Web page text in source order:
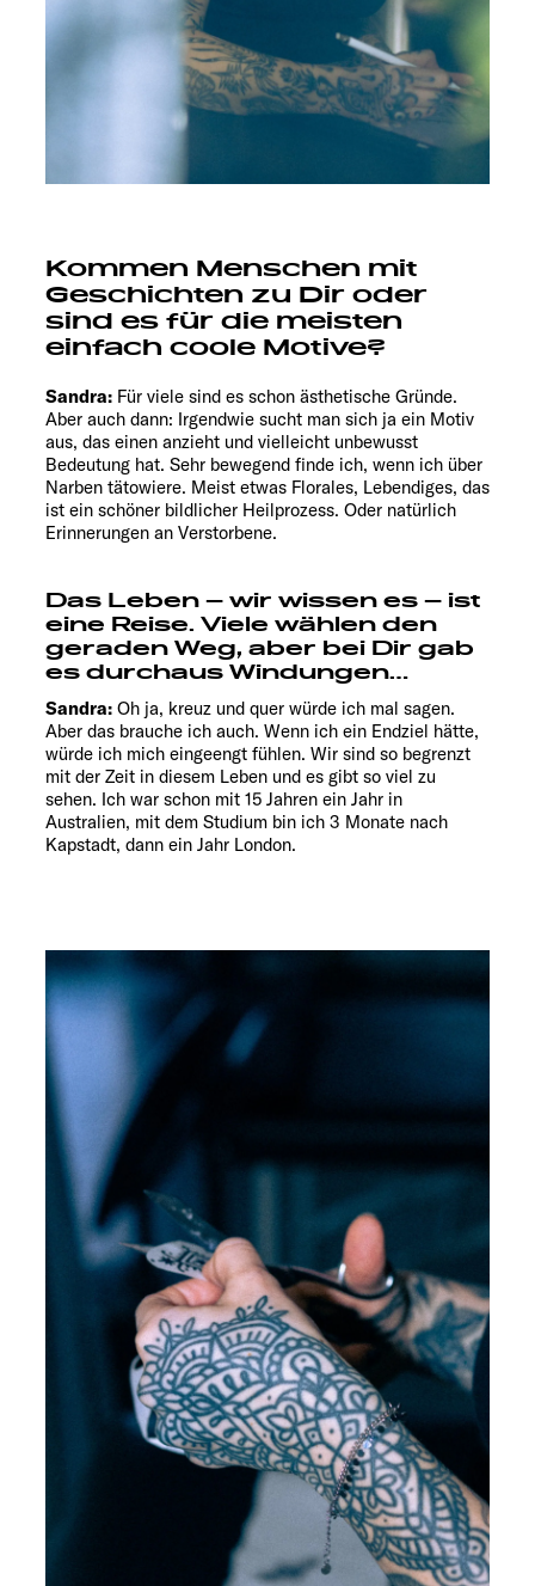
Kommen Menschen mit
Geschichten zu Dir oder
sind es für die meisten
einfach coole Motive?
Sandra: Für viele sind es schon ästhetische Gründe.
Aber auch dann: Irgendwie sucht man sich ja ein Motiv
aus, das einen anzieht und vielleicht unbewusst
Bedeutung hat. Sehr bewegend finde ich, wenn ich über
Narben tätowiere. Meist etwas Florales, Lebendiges, das
ist ein schöner bildlicher Heilprozess. Oder natürlich
Erinnerungen an Verstorbene.
Das Leben – wir wissen es – ist
eine Reise. Viele wählen den
geraden Weg, aber bei Dir gab
es durchaus Windungen…
Sandra: Oh ja, kreuz und quer würde ich mal sagen.
Aber das brauche ich auch. Wenn ich ein Endziel hätte,
würde ich mich eingeengt fühlen. Wir sind so begrenzt
mit der Zeit in diesem Leben und es gibt so viel zu
sehen. Ich war schon mit 15 Jahren ein Jahr in
Australien, mit dem Studium bin ich 3 Monate nach
Kapstadt, dann ein Jahr London.